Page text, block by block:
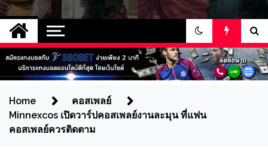
ตุ๊ดติดเกม สื่อข่าว
เกมออนไลน์ อันดับ 1
รีวิว gaming gear
เกมมาใหม่ เกมมือถือ
น่าเล่น ที่ดีที่สุด
เว็บไซต์ ข่าวเกม toodtidgame ที่จะนำ
เสนอเกมใหม่ รีวิวเกม อุปกรณ์เกมมิ่งเต็ม
รูปแบบ รวมถึงแหล่งข้อมูลเกมน่าสนใจ
เกมออนไลน์ เกมมือถือน่าเล่น
Home
คอสเพลย์
Minnexcos เปิดวาร์ปคอสเพลย์งานละมุน ที่แฟน
คอสเพลย์ควรติดตาม